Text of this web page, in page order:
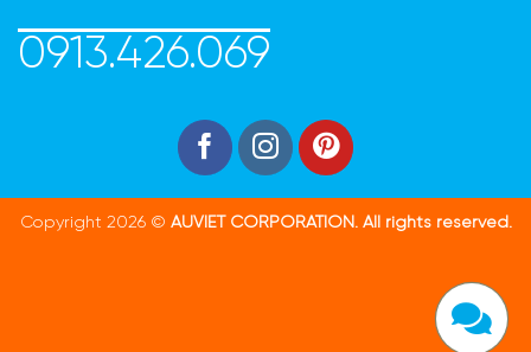
0913.426.069
Copyright 2026 © AUVIET CORPORATION. All rights reserved.